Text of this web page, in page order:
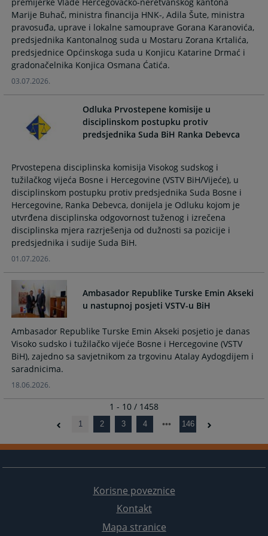
premijerke Vlade Hercegovačko-neretvanskog kantona
Marije Buhač, ministra financija HNK-, Adila Šute, ministra
pravosuđa, uprave i lokalne samouprave Gorana Karanovića,
predsjednika Kantonalnog suda u Mostaru Zorana Krtalića,
predsjednice Općinskoga suda u Konjicu Katarine Drmać i
gradonačelnika Konjica Osmana Ćatića.
03.07.2026.
Odluka Prvostepene komisije u
disciplinskom postupku protiv
predsjednika Suda BiH Ranka Debevca
Prvostepena disciplinska komisija Visokog sudskog i
tužilačkog vijeća Bosne i Hercegovine (VSTV BiH/Vijeće), u
disciplinskom postupku protiv predsjednika Suda Bosne i
Hercegovine, Ranka Debevca, donijela je Odluku kojom je
utvrđena disciplinska odgovornost tuženog i izrečena
disciplinska mjera razrješenja od dužnosti sa pozicije i
predsjednika i sudije Suda BiH.
01.07.2026.
Ambasador Republike Turske Emin Akseki
u nastupnoj posjeti VSTV-u BiH
Ambasador Republike Turske Emin Akseki posjetio je danas
Visoko sudsko i tužilačko vijeće Bosne i Hercegovine (VSTV
BiH), zajedno sa savjetnikom za trgovinu Atalay Aydogdijem i
saradnicima.
18.06.2026.
1 - 10 / 1458
1 2 3 4 146
Korisne poveznice
Kontakt
Mapa stranice